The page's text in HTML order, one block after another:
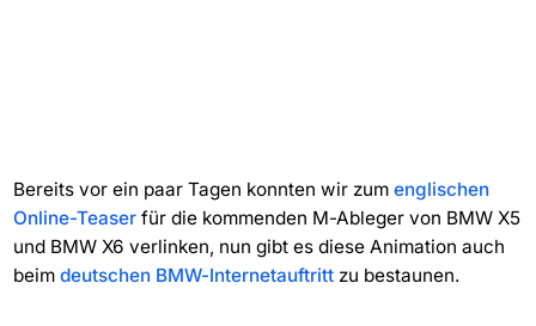
Bereits vor ein paar Tagen konnten wir zum englischen
Online-Teaserfür die kommenden M-Ableger von BMW X5
und BMW X6 verlinken, nun gibt es diese Animation auch
beim deutschen BMW-Internetauftrittzu bestaunen.